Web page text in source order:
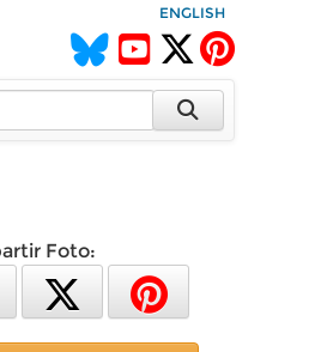
ENGLISH
Foto: